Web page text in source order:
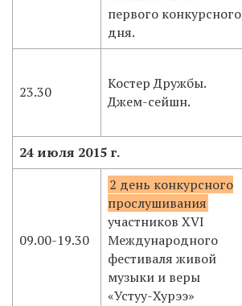
первого конкурсного
дня.
23.30
Костер Дружбы.
Джем-сейшн.
24 июля 2015 г.
09.00-19.30
2 день конкурсного
прослушивания
участников XVI
Международного
фестиваля живой
музыки и веры
«Устуу-Хурээ»